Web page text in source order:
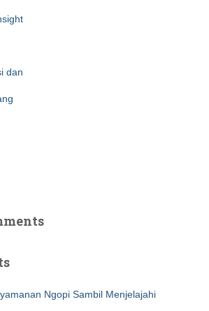
dan
Ngopi Sambil Menjelajahi